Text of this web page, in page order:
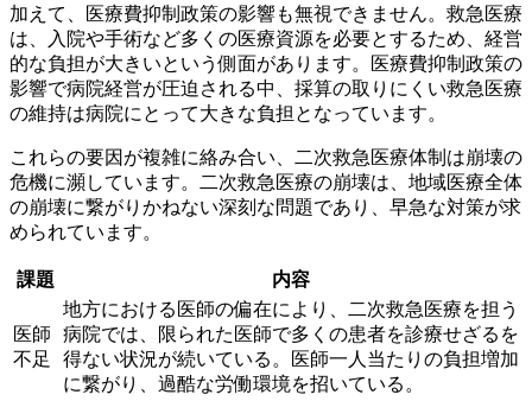
加えて、 医療費抑制政策の影響も無視できません。救急医療
は、入院や手術など多くの医療資源を必要とするため、経営
的な負担が大きいという側面があります。医療費抑制政策の
影響で病院経営が圧迫される中、採算の取りにくい救急医療
の維持は病院にとって大きな負担となっています。
これらの要因が複雑に絡み合い、二次救急医療体制は崩壊の
危機に瀕しています。二次救急医療の崩壊は、地域医療全体
の崩壊に繋がりかねない深刻な問題であり、早急な対策が求
められています。
課題 内容
医師
不足
地方における医師の偏在により、二次救急医療を担う
病院では、限られた医師で多くの患者を診療せざるを
得ない状況が続いている。医師一人当たりの負担増加
に繋がり、過酷な労働環境を招いている。